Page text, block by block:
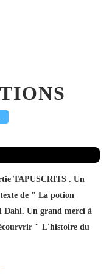
TAPUSCRITS . Un
de " La potion
Dahl. Un grand merci à
" L'histoire du